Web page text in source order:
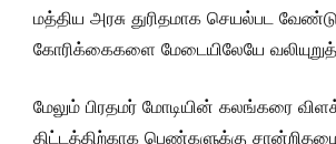
மத்திய அரசு துரிதமாக செயல்பட
கோரிக்கைகளை மேடையிலேயே
மேலும் பிரதமர் மோடியின் கலங்கரை
திட்டத்திற்காக பெண்களுக்கு